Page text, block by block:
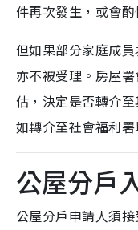
件再次發生，或會
但如果部分家庭成
亦不被受理。房屋
估，決定是否轉介
如轉介至社會福利署
公屋分戶
公屋分戶申請人須